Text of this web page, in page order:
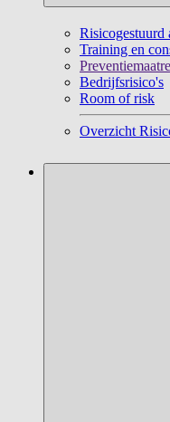
Risicogestuurd
Training en
Bedrijfsrisico's
Room of risk
Overzicht